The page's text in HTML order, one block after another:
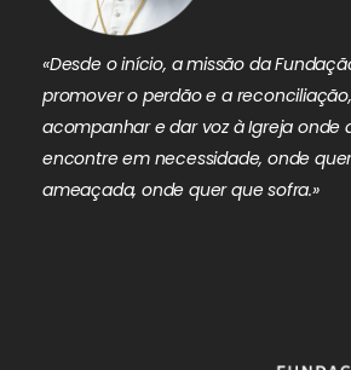
«Desde o início, a missão da
promover o perdão e a
acompanhar e dar voz à Igreja onde
encontre em necessidade, onde
ameaçada, onde quer que sofra.»